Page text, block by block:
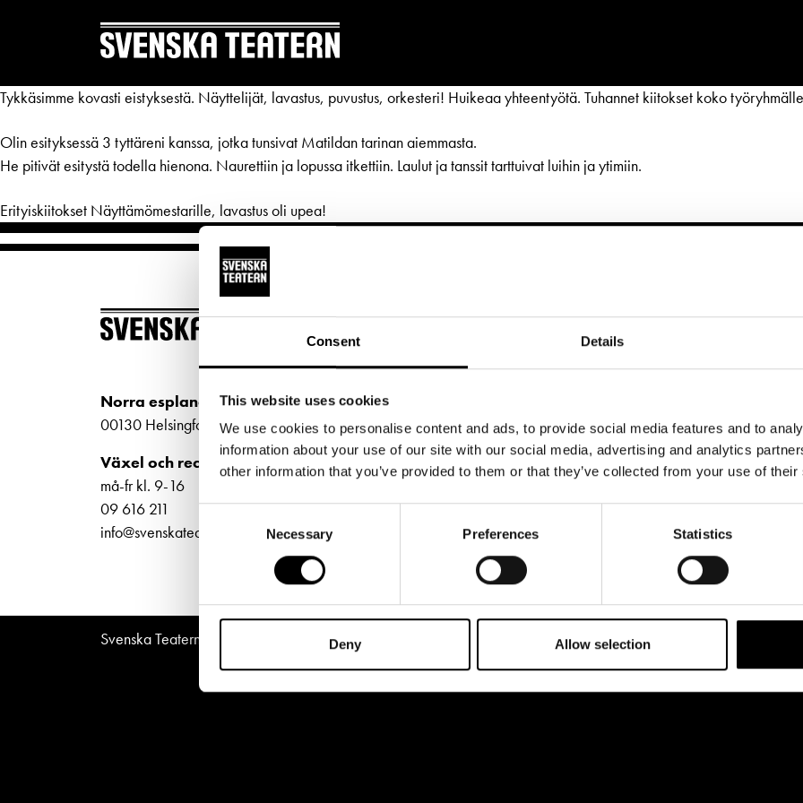
Consent Details
This website uses cookies
We use cookies to personalise content and ads, to provide social media features and to
information about your use of our site with our social media, advertising and analytics
other information that you’ve provided to them or that they’ve collected from your use of
Selection
Necessary Preferences Statistics
Deny Allow selection
REPERTOAR & BILJETTER
Kundtjänst
Unga
Textning
Tillgänglighet
Frågor & svar
Platskarta
Företag
Guidning
Tykkäsimme kovasti eistyksestä. Näyttelijät, lavastus, puvustus, orkesteri! Huikeaa yhteentyötä. Tuhannet kiitokset koko
Olin esityksessä 3 tyttäreni kanssa, jotka tunsivat Matildan tarinan aiemmasta.
He pitivät esitystä todella hienona. Naurettiin ja lopussa itkettiin. Laulut ja tanssit tarttuivat luihin ja ytimiin.
Erityiskiitokset Näyttämömestarille, lavastus oli upea!
Norra esplanaden 2
00130 Helsingfors
Växel och reception
må-fr kl. 9-16
09 616 211
info@svenskateatern.fi
BILJETTER
Kundtjänst per epost
biljetter@svenskateatern.fi
Biljettkassan öppnar 11.8
ti-fr kl 12-18
Norra esplanaden 2
LÄNKAR
Press
Register- och
Jobba hos oss
Svenska Teatern © All Rights Reserved 2026